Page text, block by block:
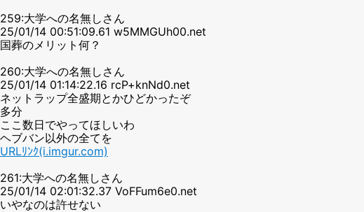
259:大学への名無しさん
25/01/14 00:51:09.61 w5MMGUh00.net
国葬のメリット何？
260:大学への名無しさん
25/01/14 01:14:22.16 rcP+knNd0.net
ネットラップ全盛期とかひどかったぞ
多分
ここ数日でやってほしいわ
ヘブバン以外の全てを
URLﾘﾝｸ(i.imgur.com)
261:大学への名無しさん
25/01/14 02:01:32.37 VoFFum6e0.net
いやなのは許せない